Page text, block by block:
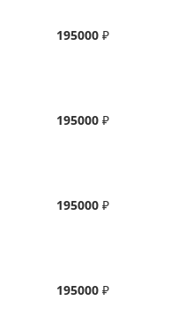
195000 ₽
195000 ₽
195000 ₽
195000 ₽